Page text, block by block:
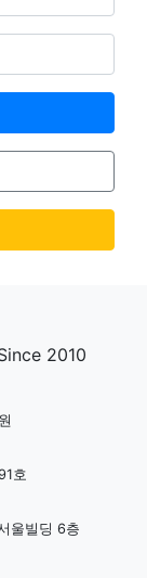
2010
호
울빌딩 6층